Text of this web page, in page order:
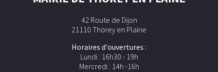
42 Route de Dijon
21110 Thorey en Plaine
Horaires d'ouvertures :
Lundi : 16h30 - 19h
Mercredi : 14h -16h